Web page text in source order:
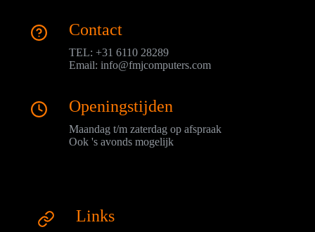
Contact
TEL: +31 6110 28289
Email: info@fmjcomputers.com
Openingstijden
Maandag t/m zaterdag op afspraak
Ook 's avonds mogelijk
Links